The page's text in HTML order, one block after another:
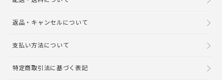
返品・キャンセルについて
支払い方法について
特定商取引法に基づく表記